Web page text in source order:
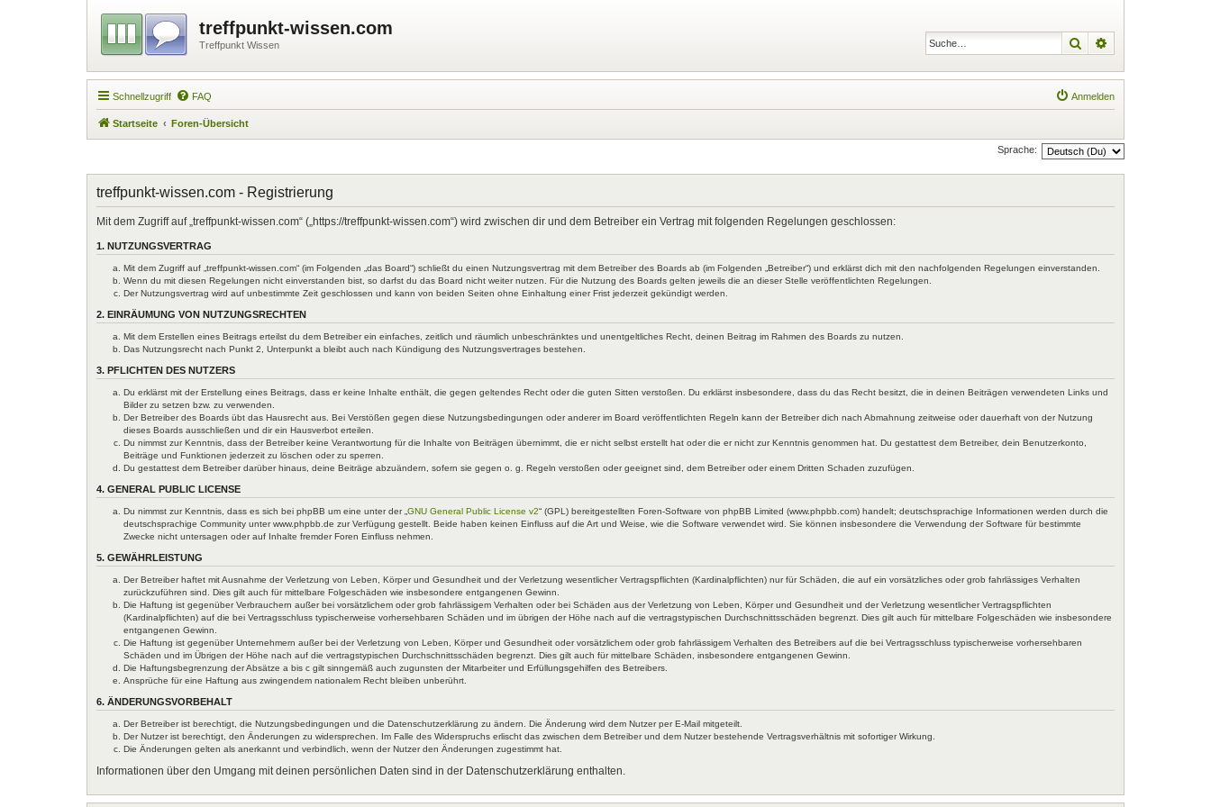
treffpunkt-wissen.com
Treffpunkt Wissen Suche
Schnellzugriff FAQ Anmelden
Startseite Foren-Übersicht
Sprache:
treffpunkt-wissen.com - Registrierung
Mit dem Zugriff auf „treffpunkt-wissen.com“ („https://treffpunkt-wissen.com“) wird zwischen dir und dem Betreiber ein Vertrag mit folgenden Regelungen geschlossen:
1. NUTZUNGSVERTRAG
Mit dem Zugriff auf „treffpunkt-wissen.com“ (im Folgenden „das Board“) schließt du einen Nutzungsvertrag mit dem Betreiber des Boards ab (im Folgenden „Betreiber“) und erklärst dich mit den nachfolgenden Regelungen einverstanden.
Wenn du mit diesen Regelungen nicht einverstanden bist, so darfst du das Board nicht weiter nutzen. Für die Nutzung des Boards gelten jeweils die an dieser Stelle veröffentlichten Regelungen.
Der Nutzungsvertrag wird auf unbestimmte Zeit geschlossen und kann von beiden Seiten ohne Einhaltung einer Frist jederzeit gekündigt werden.
2. EINRÄUMUNG VON NUTZUNGSRECHTEN
Mit dem Erstellen eines Beitrags erteilst du dem Betreiber ein einfaches, zeitlich und räumlich unbeschränktes und unentgeltliches Recht, deinen Beitrag im Rahmen des Boards zu nutzen.
Das Nutzungsrecht nach Punkt 2, Unterpunkt a bleibt auch nach Kündigung des Nutzungsvertrages bestehen.
3. PFLICHTEN DES NUTZERS
Du erklärst mit der Erstellung eines Beitrags, dass er keine Inhalte enthält, die gegen geltendes Recht oder die guten Sitten verstoßen. Du erklärst insbesondere, dass du das Recht besitzt, die in deinen Beiträgen verwendeten Links und
Bilder zu setzen bzw. zu verwenden.
Der Betreiber des Boards übt das Hausrecht aus. Bei Verstößen gegen diese Nutzungsbedingungen oder anderer im Board veröffentlichten Regeln kann der Betreiber dich nach Abmahnung zeitweise oder dauerhaft von der Nutzung
dieses Boards ausschließen und dir ein Hausverbot erteilen.
Du nimmst zur Kenntnis, dass der Betreiber keine Verantwortung für die Inhalte von Beiträgen übernimmt, die er nicht selbst erstellt hat oder die er nicht zur Kenntnis genommen hat. Du gestattest dem Betreiber, dein Benutzerkonto,
Beiträge und Funktionen jederzeit zu löschen oder zu sperren.
Du gestattest dem Betreiber darüber hinaus, deine Beiträge abzuändern, sofern sie gegen o. g. Regeln verstoßen oder geeignet sind, dem Betreiber oder einem Dritten Schaden zuzufügen.
4. GENERAL PUBLIC LICENSE
Du nimmst zur Kenntnis, dass es sich bei phpBB um eine unter der „ GNU General Public License v2“ (GPL) bereitgestellten Foren-Software von phpBB Limited (www.phpbb.com) handelt; deutschsprachige Informationen werden durch die
deutschsprachige Community unter www.phpbb.de zur Verfügung gestellt. Beide haben keinen Einfluss auf die Art und Weise, wie die Software verwendet wird. Sie können insbesondere die Verwendung der Software für bestimmte
Zwecke nicht untersagen oder auf Inhalte fremder Foren Einfluss nehmen.
5. GEWÄHRLEISTUNG
Der Betreiber haftet mit Ausnahme der Verletzung von Leben, Körper und Gesundheit und der Verletzung wesentlicher Vertragspflichten (Kardinalpflichten) nur für Schäden, die auf ein vorsätzliches oder grob fahrlässiges Verhalten
zurückzuführen sind. Dies gilt auch für mittelbare Folgeschäden wie insbesondere entgangenen Gewinn.
Die Haftung ist gegenüber Verbrauchern außer bei vorsätzlichem oder grob fahrlässigem Verhalten oder bei Schäden aus der Verletzung von Leben, Körper und Gesundheit und der Verletzung wesentlicher Vertragspflichten
(Kardinalpflichten) auf die bei Vertragsschluss typischerweise vorhersehbaren Schäden und im übrigen der Höhe nach auf die vertragstypischen Durchschnittsschäden begrenzt. Dies gilt auch für mittelbare Folgeschäden wie insbesondere
entgangenen Gewinn.
Die Haftung ist gegenüber Unternehmern außer bei der Verletzung von Leben, Körper und Gesundheit oder vorsätzlichem oder grob fahrlässigem Verhalten des Betreibers auf die bei Vertragsschluss typischerweise vorhersehbaren
Schäden und im Übrigen der Höhe nach auf die vertragstypischen Durchschnittsschäden begrenzt. Dies gilt auch für mittelbare Schäden, insbesondere entgangenen Gewinn.
Die Haftungsbegrenzung der Absätze a bis c gilt sinngemäß auch zugunsten der Mitarbeiter und Erfüllungsgehilfen des Betreibers.
Ansprüche für eine Haftung aus zwingendem nationalem Recht bleiben unberührt.
6. ÄNDERUNGSVORBEHALT
Der Betreiber ist berechtigt, die Nutzungsbedingungen und die Datenschutzerklärung zu ändern. Die Änderung wird dem Nutzer per E-Mail mitgeteilt.
Der Nutzer ist berechtigt, den Änderungen zu widersprechen. Im Falle des Widerspruchs erlischt das zwischen dem Betreiber und dem Nutzer bestehende Vertragsverhältnis mit sofortiger Wirkung.
Die Änderungen gelten als anerkannt und verbindlich, wenn der Nutzer den Änderungen zugestimmt hat.
Informationen über den Umgang mit deinen persönlichen Daten sind in der Datenschutzerklärung enthalten.